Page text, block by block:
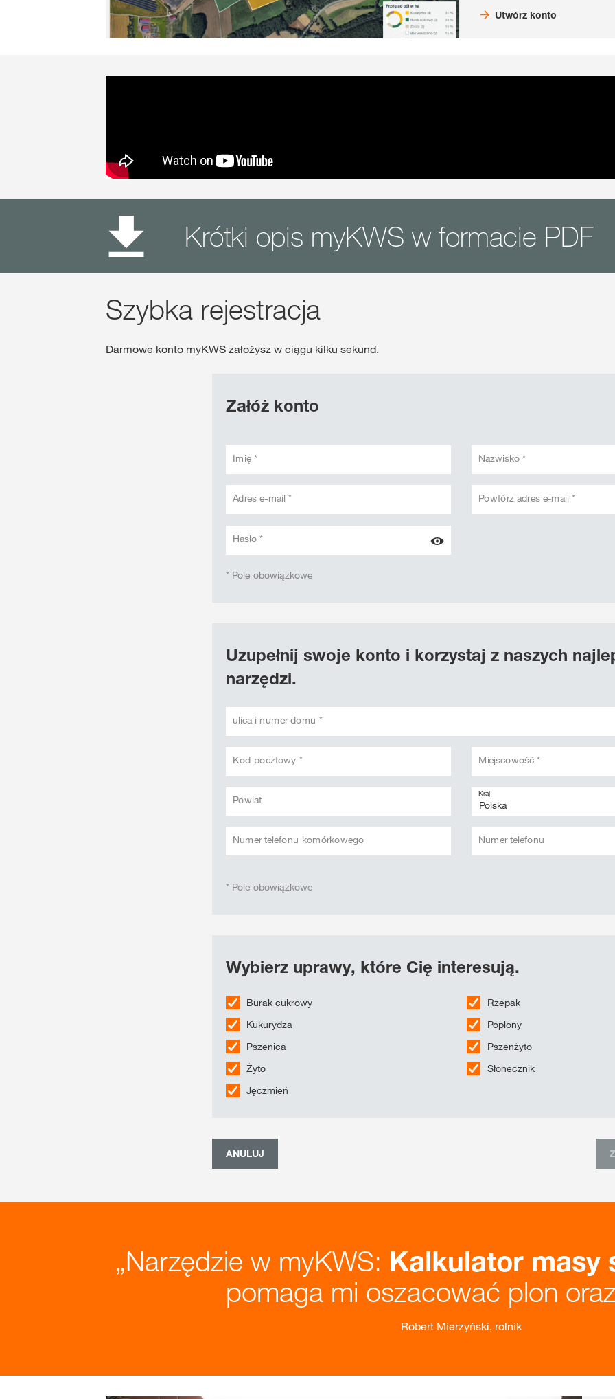
Utwórz konto
Krótki opis myKWS w formacie PDF
Szybka rejestracja
Darmowe konto myKWS założysz w ciągu kilku sekund.
Załóż konto
Imię * Nazwisko *
Adres e-mail * Powtórz adres e-mail *
Hasło *
* Pole obowiązkowe
Uzupełnij swoje konto i korzystaj z naszych
narzędzi.
ulica i numer domu *
Kod pocztowy * Miejscowość *
Powiat
Kraj
Numer telefonu komórkowego Numer telefonu
* Pole obowiązkowe
Wybierz uprawy, które Cię interesują.
Burak cukrowy
Kukurydza
Pszenica
Żyto
Jęczmień
Rzepak
Poplony
Pszenżyto
Słonecznik
ANULUJ
Narzędzie w myKWS: Kalkulator masy
pomaga mi oszacować plon
Robert Mierzyński, rolnik